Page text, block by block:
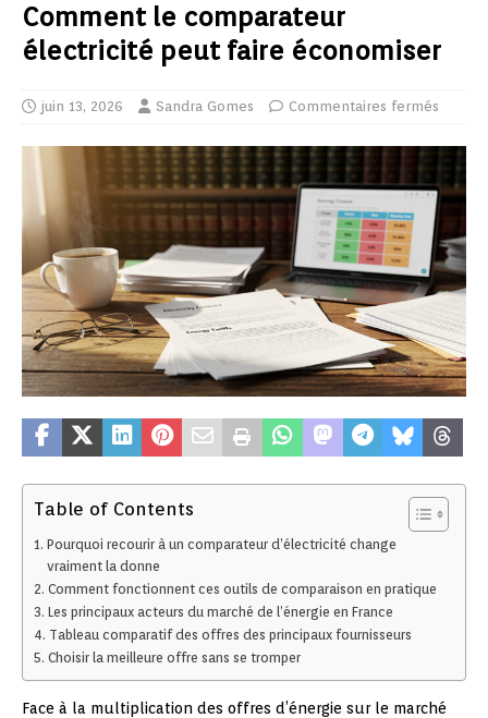
Comment le comparateur
électricité peut faire économiser
juin 13, 2026 Sandra Gomes Commentaires fermés
Table of Contents
Pourquoi recourir à un comparateur d’électricité change
vraiment la donne
Comment fonctionnent ces outils de comparaison en pratique
Les principaux acteurs du marché de l’énergie en France
Tableau comparatif des offres des principaux fournisseurs
Choisir la meilleure offre sans se tromper
Face à la multiplication des offres d’énergie sur le marché